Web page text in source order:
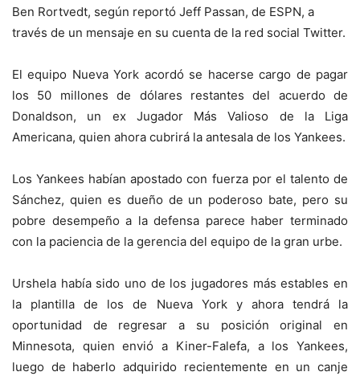
Ben Rortvedt, según reportó Jeff Passan, de ESPN, a
través de un mensaje en su cuenta de la red social Twitter.
El equipo Nueva York acordó se hacerse cargo de pagar
los 50 millones de dólares restantes del acuerdo de
Donaldson, un ex Jugador Más Valioso de la Liga
Americana, quien ahora cubrirá la antesala de los Yankees.
Los Yankees habían apostado con fuerza por el talento de
Sánchez, quien es dueño de un poderoso bate, pero su
pobre desempeño a la defensa parece haber terminado
con la paciencia de la gerencia del equipo de la gran urbe.
Urshela había sido uno de los jugadores más estables en
la plantilla de los de Nueva York y ahora tendrá la
oportunidad de regresar a su posición original en
Minnesota, quien envió a Kiner-Falefa, a los Yankees,
luego de haberlo adquirido recientemente en un canje